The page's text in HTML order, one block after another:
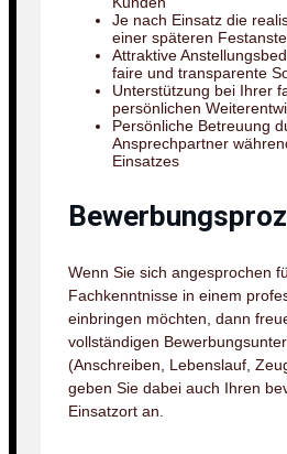
Je nach Einsatz die
einer späteren
Attraktive
faire und transparente
Unterstützung bei Ihrer
persönlichen
Persönliche Betreuung
Ansprechpartner
Einsatzes
Wenn Sie sich angesprochen
Fachkenntnisse in einem
einbringen möchten, dann
vollständigen
(Anschreiben, Lebenslauf,
geben Sie dabei auch Ihren
Einsatzort an.